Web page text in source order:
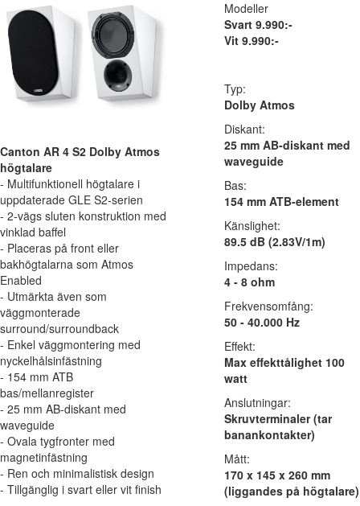
Canton AR 4 S2 Dolby Atmos
högtalare
- Multifunktionell högtalare i
uppdaterade GLE S2-serien
- 2-vägs sluten konstruktion med
vinklad baffel
- Placeras på front eller
bakhögtalarna som Atmos
Enabled
- Utmärkta även som
väggmonterade
surround/surroundback
- Enkel väggmontering med
nyckelhålsinfästning
- 154 mm ATB
bas/mellanregister
- 25 mm AB-diskant med
waveguide
- Ovala tygfronter med
magnetinfästning
- Ren och minimalistisk design
- Tillgänglig i svart eller vit finish
Modeller
Svart 9.990:-
Vit 9.990:-
Typ:
Dolby Atmos
Diskant:
25 mm AB-diskant med
waveguide
Bas:
154 mm ATB-element
Känslighet:
89.5 dB (2.83V/1m)
Impedans:
4 - 8 ohm
Frekvensomfång:
50 - 40.000 Hz
Effekt:
Max effekttålighet 100
watt
Anslutningar:
Skruvterminaler (tar
banankontakter)
Mått:
170 x 145 x 260 mm
(liggandes på högtalare)